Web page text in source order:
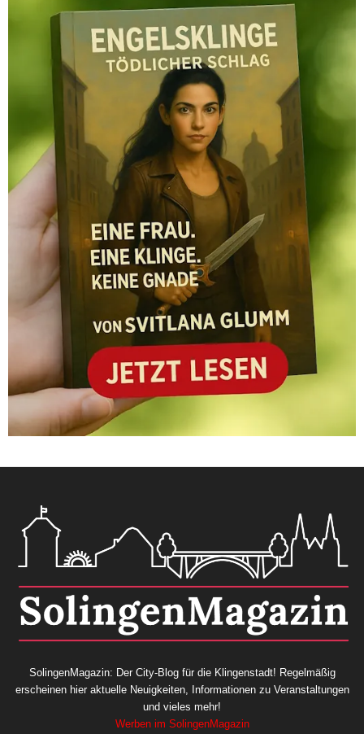
SolingenMagazin: Der City-Blog für die Klingenstadt! Regelmäßig
erscheinen hier aktuelle Neuigkeiten, Informationen zu Veranstaltungen
und vieles mehr!
Werben im SolingenMagazin